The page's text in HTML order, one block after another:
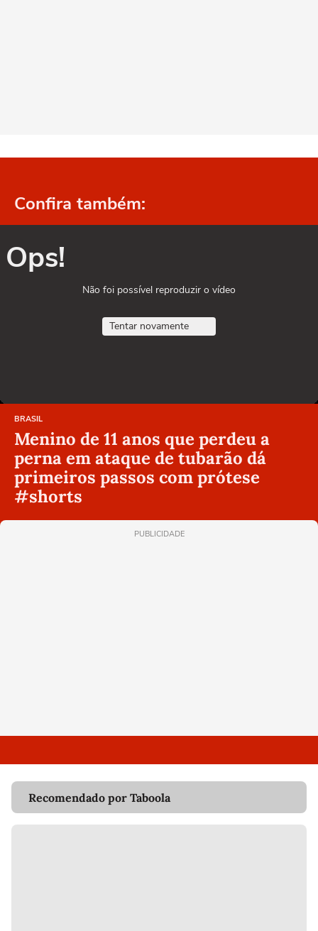
Confira também:
Ops!
Não foi possível reproduzir o vídeo
Tentar novamente
BRASIL
Menino de 11 anos que perdeu a
perna em ataque de tubarão dá
primeiros passos com prótese
#shorts
PUBLICIDADE
Recomendado por Taboola